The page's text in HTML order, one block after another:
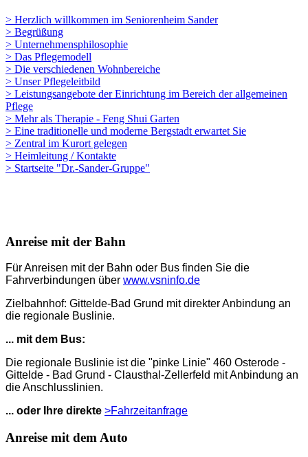
> Herzlich willkommen im Seniorenheim Sander
> Begrüßung
> Unternehmensphilosophie
> Das Pflegemodell
> Die verschiedenen Wohnbereiche
> Unser Pflegeleitbild
> Leistungsangebote der Einrichtung im Bereich der allgemeinen
Pflege
> Mehr als Therapie - Feng Shui Garten
> Eine traditionelle und moderne Bergstadt erwartet Sie
> Zentral im Kurort gelegen
> Heimleitung / Kontakte
> Startseite "Dr.-Sander-Gruppe"
Anreise mit der Bahn
Für Anreisen mit der Bahn oder Bus finden Sie die
Fahrverbindungen über www.vsninfo.de
Zielbahnhof: Gittelde-Bad Grund mit direkter Anbindung an
die regionale Buslinie.
... mit dem Bus:
Die regionale Buslinie ist die "pinke Linie" 460 Osterode -
Gittelde - Bad Grund - Clausthal-Zellerfeld mit Anbindung an
die Anschlusslinien.
... oder Ihre direkte >Fahrzeitanfrage
Anreise mit dem Auto